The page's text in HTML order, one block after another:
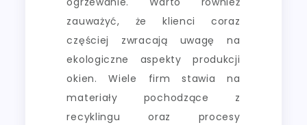
zauważyć, że klienci coraz
częściej zwracają uwagę na
ekologiczne aspekty produkcji
okien. Wiele firm stawia na
materiały pochodzące z
recyklingu oraz procesy